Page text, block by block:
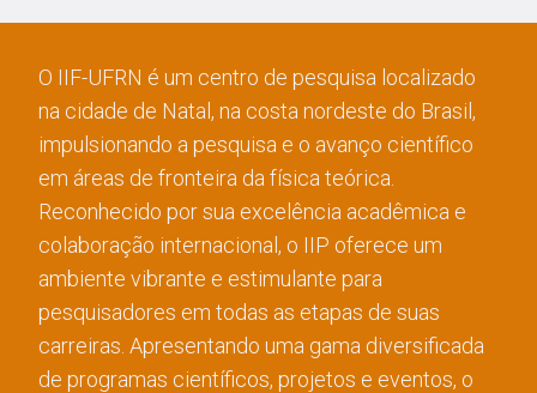
O IIF-UFRN é um centro de pesquisa localizado
na cidade de Natal, na costa nordeste do Brasil,
impulsionando a pesquisa e o avanço científico
em áreas de fronteira da física teórica.
Reconhecido por sua excelência acadêmica e
colaboração internacional, o IIP oferece um
ambiente vibrante e estimulante para
pesquisadores em todas as etapas de suas
carreiras. Apresentando uma gama diversificada
de programas científicos, projetos e eventos, o